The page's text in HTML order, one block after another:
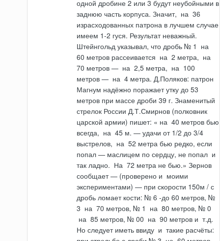
одной дробине 2 или 3 будут неубойными в
заднюю часть корпуса. Значит, на 36
израсходованных патрона в лучшем случае
имеем 1-2 гуся. Результат неважный.
Штейнгольд указывал, что дробь № 1 на
60 метров рассеивается на 2 метра, на
70 метров — на 2,5 метра, на 100
метров — на 4 метра. Д.Поляков: патрон
Магнум надёжно поражает утку до 53
метров при массе дроби 39 г. Знаменитый
стрелок России Д.Т.Смирнов (полковник
царской армии) пишет: « на 40 метров бью
всегда, на 45 м. — удачи от 1/2 до 3/4
выстрелов, на 52 метра бью редко, если
попал — маслицем по сердцу, не попал и
так ладно. На 72 метра не бью.» Зернов
сообщает — (проверено и моими
экспериментами) — при ско­рости 150м / с
дробь ломает кости: № 6 -до 60 метров, №
3 на 70 метров, № 1 на 80 метров, № 0
на 85 метров, № 00 на 90 метров и т.д.
Но следует иметь ввиду и такие расчёты: